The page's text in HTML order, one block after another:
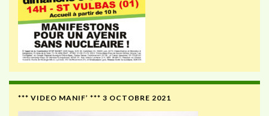
*** VIDEO MANIF’ *** 3 OCTOBRE 2021